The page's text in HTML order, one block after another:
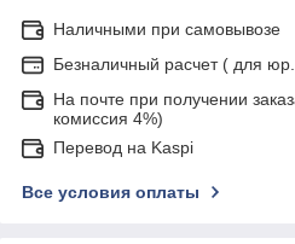
Наличными при самовывозе
Безналичный расчет ( для
На почте при получении
комиссия 4%)
Перевод на Kaspi
Все условия оплаты